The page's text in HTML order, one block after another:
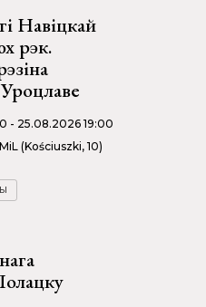
Навіцкай
рэк.
- 25.08.2026 19:00
(Kościuszki, 10)